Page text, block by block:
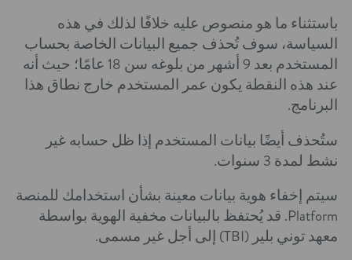
باستثناء ما هو منصوص عليه خلافًا لذلك في هذه
السياسة، سوف تُحذف جميع البيانات الخاصة بحساب
المستخدم بعد 9 أشهر من بلوغه سن 18 عامًا؛ حيث أنه
عند هذه النقطة يكون عمر المستخدم خارج نطاق هذا
البرنامج.
ستُحذف أيضًا بيانات المستخدم إذا ظل حسابه غير
نشط لمدة 3 سنوات.
سيتم إخفاء هوية بيانات معينة بشأن استخدامك للمنصة
Platform. قد يُحتفظ بالبيانات مخفية الهوية بواسطة
معهد توني بلير (TBI) إلى أجل غير مسمى.